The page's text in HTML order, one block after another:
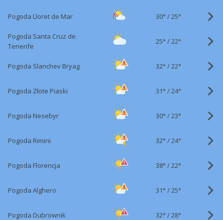
Pogoda Lloret de Mar 30° /25°
Pogoda Santa Cruz de
Tenerife
25° /22°
Pogoda Slanchev Bryag 32° /22°
Pogoda Złote Piaski 31° /24°
Pogoda Nesebyr 30° /23°
Pogoda Rimini 32° /24°
Pogoda Florencja 38° /22°
Pogoda Alghero 31° /25°
Pogoda Dubrownik 32° /28°